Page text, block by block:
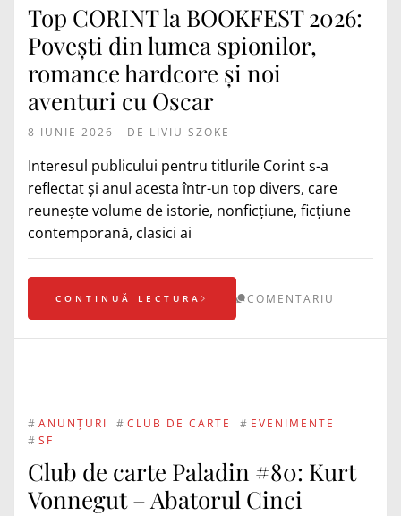
Top CORINT la BOOKFEST 2026:
Povești din lumea spionilor,
romance hardcore și noi
aventuri cu Oscar
8 IUNIE 2026 DE LIVIU SZOKE
Interesul publicului pentru titlurile Corint s-a
reflectat și anul acesta într-un top divers, care
reunește volume de istorie, nonficțiune, ficțiune
contemporană, clasici ai
CONTINUĂ LECTURA COMENTARIU
# ANUNȚURI # CLUB DE CARTE # EVENIMENTE
# SF
Club de carte Paladin #80: Kurt
Vonnegut – Abatorul Cinci